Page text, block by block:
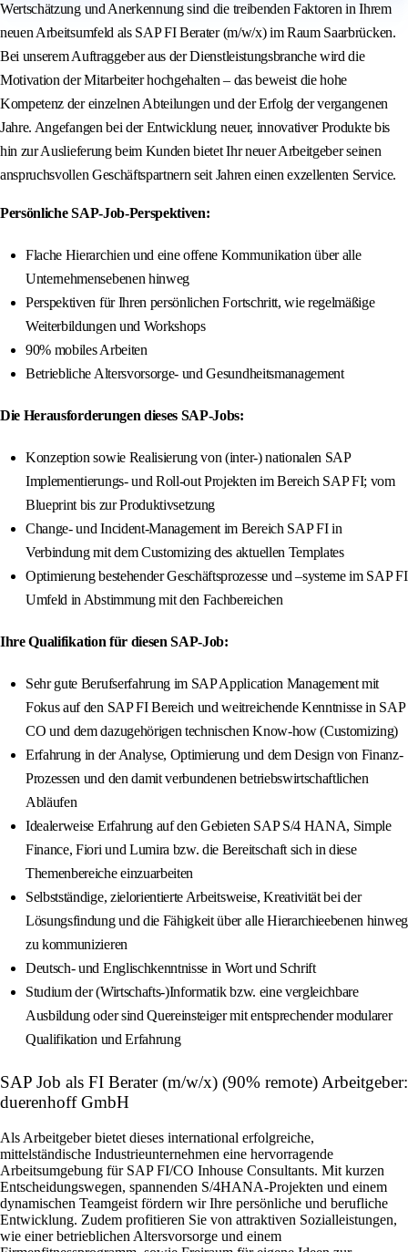
Wertschätzung und Anerkennung sind die treibenden Faktoren in Ihrem
neuen Arbeitsumfeld als SAP FI Berater (m/w/x) im Raum Saarbrücken.
Bei unserem Auftraggeber aus der Dienstleistungsbranche wird die
Motivation der Mitarbeiter hochgehalten – das beweist die hohe
Kompetenz der einzelnen Abteilungen und der Erfolg der vergangenen
Jahre. Angefangen bei der Entwicklung neuer, innovativer Produkte bis
hin zur Auslieferung beim Kunden bietet Ihr neuer Arbeitgeber seinen
anspruchsvollen Geschäftspartnern seit Jahren einen exzellenten Service.
Persönliche SAP-Job-Perspektiven:
Flache Hierarchien und eine offene Kommunikation über alle
Unternehmensebenen hinweg
Perspektiven für Ihren persönlichen Fortschritt, wie regelmäßige
Weiterbildungen und Workshops
90% mobiles Arbeiten
Betriebliche Altersvorsorge- und Gesundheitsmanagement
Die Herausforderungen dieses SAP-Jobs:
Konzeption sowie Realisierung von (inter-) nationalen SAP
Implementierungs- und Roll-out Projekten im Bereich SAP FI; vom
Blueprint bis zur Produktivsetzung
Change- und Incident-Management im Bereich SAP FI in
Verbindung mit dem Customizing des aktuellen Templates
Optimierung bestehender Geschäftsprozesse und –systeme im SAP FI
Umfeld in Abstimmung mit den Fachbereichen
Ihre Qualifikation für diesen SAP-Job:
Sehr gute Berufserfahrung im SAP Application Management mit
Fokus auf den SAP FI Bereich und weitreichende Kenntnisse in SAP
CO und dem dazugehörigen technischen Know-how (Customizing)
Erfahrung in der Analyse, Optimierung und dem Design von Finanz-
Prozessen und den damit verbundenen betriebswirtschaftlichen
Abläufen
Idealerweise Erfahrung auf den Gebieten SAP S/4 HANA, Simple
Finance, Fiori und Lumira bzw. die Bereitschaft sich in diese
Themenbereiche einzuarbeiten
Selbstständige, zielorientierte Arbeitsweise, Kreativität bei der
Lösungsfindung und die Fähigkeit über alle Hierarchieebenen hinweg
zu kommunizieren
Deutsch- und Englischkenntnisse in Wort und Schrift
Studium der (Wirtschafts-)Informatik bzw. eine vergleichbare
Ausbildung oder sind Quereinsteiger mit entsprechender modularer
Qualifikation und Erfahrung
SAP Job als FI Berater (m/w/x) (90% remote) Arbeitgeber:
duerenhoff GmbH
Als Arbeitgeber bietet dieses international erfolgreiche,
mittelständische Industrieunternehmen eine hervorragende
Arbeitsumgebung für SAP FI/CO Inhouse Consultants. Mit kurzen
Entscheidungswegen, spannenden S/4HANA-Projekten und einem
dynamischen Teamgeist fördern wir Ihre persönliche und berufliche
Entwicklung. Zudem profitieren Sie von attraktiven Sozialleistungen,
wie einer betrieblichen Altersvorsorge und einem